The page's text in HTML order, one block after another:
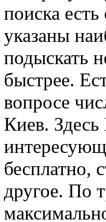
поиска
указаны
подыскать
быстрее.
вопросе
Киев.
бесплатно,
другое. По